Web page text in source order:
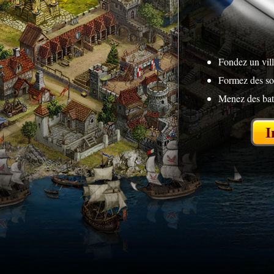
Fondez un
Formez des
Menez des